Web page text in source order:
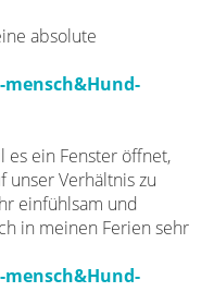
absolute
es ein Fenster öffnet,
unserVerhältnis zu
einfühlsam und
in meinen Ferien sehr